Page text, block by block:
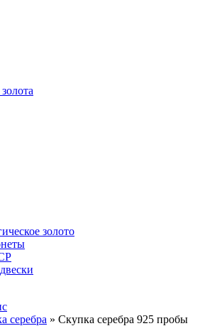
золото
серебра » Скупка серебра 925 пробы